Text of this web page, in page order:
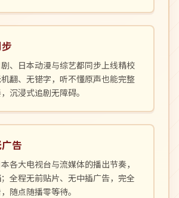
、日本动漫与综艺都同步上线精校
翻、无错字，听不懂原声也能完整
沉浸式追剧无障碍。
告
各大电视台与流媒体的播出节奏，
全程无前贴片、无中插广告，完全
随点随播零等待。